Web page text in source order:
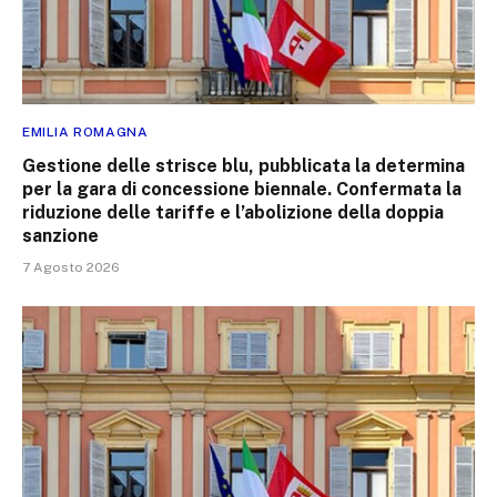
EMILIA ROMAGNA
Gestione delle strisce blu, pubblicata la determina
per la gara di concessione biennale. Confermata la
riduzione delle tariffe e l’abolizione della doppia
sanzione
7 Agosto 2026